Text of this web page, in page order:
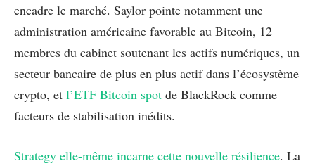
encadre le marché. Saylor pointe notamment une
administration américaine favorable au Bitcoin, 12
membres du cabinet soutenant les actifs numériques, un
secteur bancaire de plus en plus actif dans l’écosystème
crypto, et l’ETF Bitcoin spot de BlackRock comme
facteurs de stabilisation inédits.
Strategy elle-même incarne cette nouvelle résilience. La